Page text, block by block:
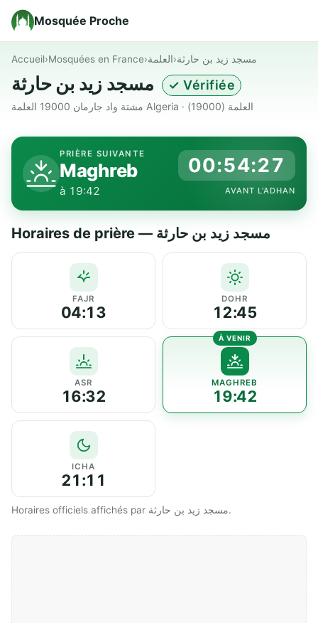
Mosquée Proche
Accueil›Mosquées en France›العلمة›مسجد زيد بن حارثة
✓ Vérifiée
مشتة واد جارمان 19000 العلمة Algeria · العلمة (19000)
PRIÈRE SUIVANTE
Maghreb
à 19:42
00:54:27
AVANT L'ADHAN
Horaires de prière — مسجد زيد بن حارثة
FAJR
04:13
DOHR
12:45
ASR
16:32
MAGHREB
19:42
ICHA
21:11
Horaires officiels affichés par مسجد زيد بن حارثة.